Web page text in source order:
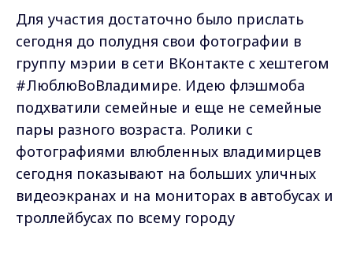
Для участия достаточно было прислать
сегодня до полудня свои фотографии в
группу мэрии в сети ВКонтакте с хештегом
#ЛюблюВоВладимире. Идею флэшмоба
подхватили семейные и еще не семейные
пары разного возраста. Ролики с
фотографиями влюбленных владимирцев
сегодня показывают на больших уличных
видеоэкранах и на мониторах в автобусах и
троллейбусах по всему городу